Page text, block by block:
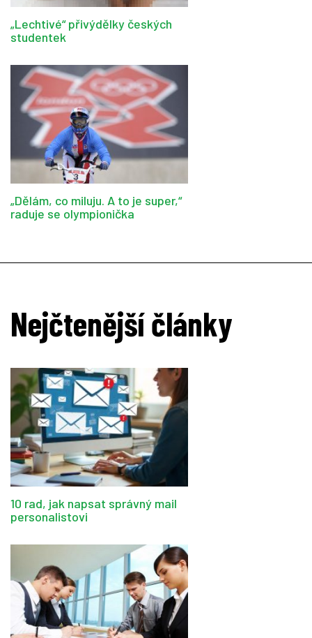
„Lechtivé“ přivýdělky českých
studentek
„Dělám, co miluju. A to je super,“
raduje se olympionička
Nejčtenější články
10 rad, jak napsat správný mail
personalistovi